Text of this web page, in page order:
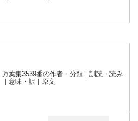
万葉集3539番の作者・分類｜訓読・読み
｜意味・訳｜原文